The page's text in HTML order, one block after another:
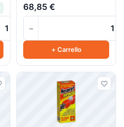
68,85 €
−
+ Carrello